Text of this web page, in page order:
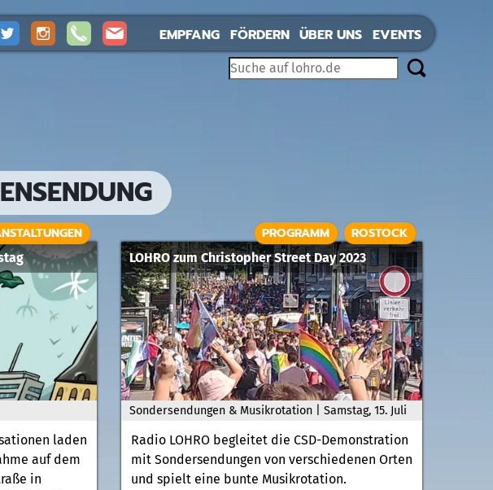
EMPFANG FÖRDERN ÜBER UNS EVENTS
laden
auf dem
in
Sondersendungen & Musikrotation | Samstag, 15. Juli
LOHRO zum Christopher Street Day 2023
PROGRAMM ROSTOCK
Radio LOHRO begleitet die CSD-Demonstration
mit Sondersendungen von verschiedenen Orten
und spielt eine bunte Musikrotation.